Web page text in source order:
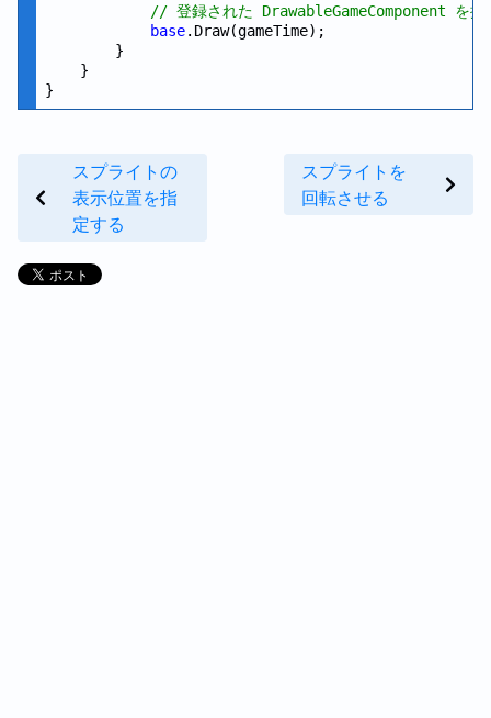
// 登録された DrawableGameComponent を描
base.Draw(gameTime);
        }
    }
スプライトの
表示位置を指
定する
スプライトを
回転させる